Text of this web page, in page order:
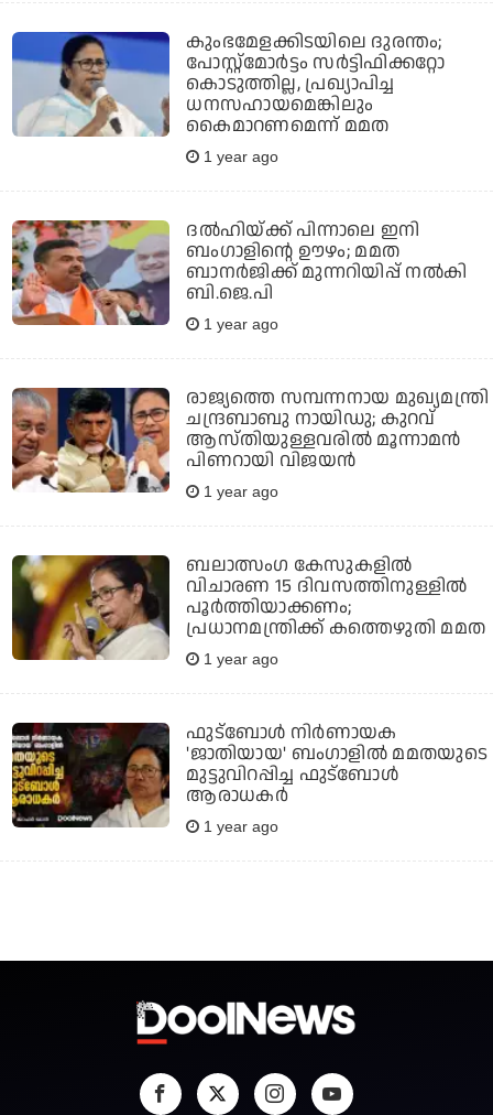
കുംഭമേളക്കിടയിലെ ദുരന്തം;
പോസ്റ്റ്മോര്‍ട്ടം സര്‍ട്ടിഫിക്കറ്റോ
കൊടുത്തില്ല, പ്രഖ്യാപിച്ച
ധനസഹായമെങ്കിലും
കൈമാറണമെന്ന് മമത
1 year ago
ദല്‍ഹിയ്ക്ക് പിന്നാലെ ഇനി
ബംഗാളിന്റെ ഊഴം; മമത
ബാനര്‍ജിക്ക് മുന്നറിയിപ്പ് നല്‍കി
ബി.ജെ.പി
1 year ago
രാജ്യത്തെ സമ്പന്നനായ മുഖ്യമന്ത്രി
ചന്ദ്രബാബു നായിഡു; കുറവ്
ആസ്തിയുള്ളവരില്‍ മൂന്നാമന്‍
പിണറായി വിജയന്‍
1 year ago
ബലാത്സംഗ കേസുകളിൽ
വിചാരണ 15 ദിവസത്തിനുള്ളിൽ
പൂർത്തിയാക്കണം;
പ്രധാനമന്ത്രിക്ക് കത്തെഴുതി മമത
1 year ago
ഫുട്‌ബോള്‍ നിര്‍ണായക
'ജാതിയായ' ബംഗാളില്‍ മമതയുടെ
മുട്ടുവിറപ്പിച്ച ഫുട്‌ബോള്‍
ആരാധകര്‍
1 year ago